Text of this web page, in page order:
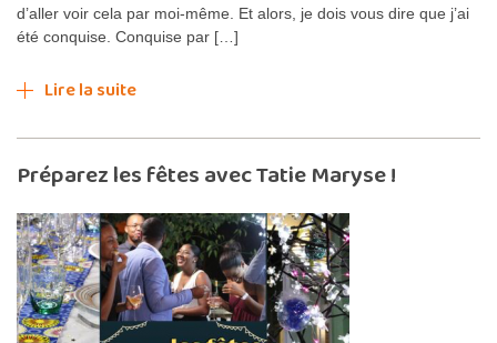
d’aller voir cela par moi-même. Et alors, je dois vous dire que j’ai
été conquise. Conquise par […]
Lire la suite
Préparez les fêtes avec Tatie Maryse !